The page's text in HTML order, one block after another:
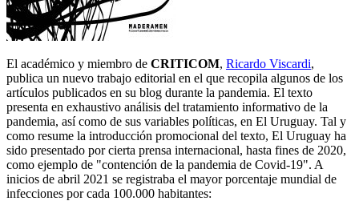
El académico y miembro de CRITICOM, Ricardo Viscardi,
publica un nuevo trabajo editorial en el que recopila algunos de los
artículos publicados en su blog durante la pandemia. El texto
presenta en exhaustivo análisis del tratamiento informativo de la
pandemia, así como de sus variables políticas, en El Uruguay. Tal y
como resume la introducción promocional del texto, El Uruguay ha
sido presentado por cierta prensa internacional, hasta fines de 2020,
como ejemplo de "contención de la pandemia de Covid-19". A
inicios de abril 2021 se registraba el mayor porcentaje mundial de
infecciones por cada 100.000 habitantes: